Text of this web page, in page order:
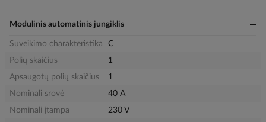
Modulinis automatinis jungiklis
Suveikimo charakteristika
C
Polių skaičius
1
Apsaugotų polių skaičius
1
Nominali srovė
40 A
Nominali įtampa
230 V